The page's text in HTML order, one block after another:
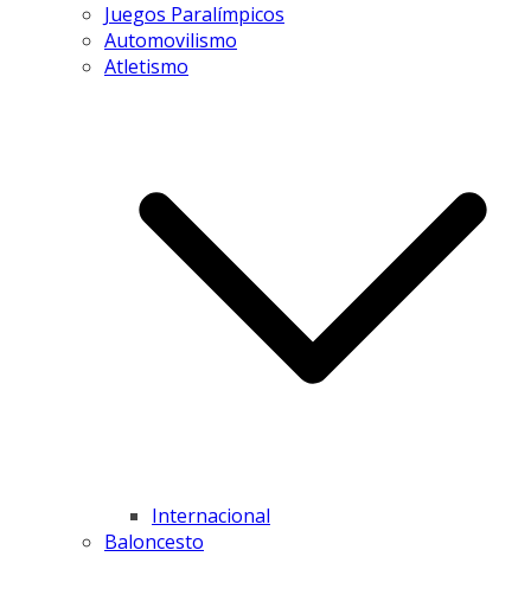
Juegos Paralímpicos
Automovilismo
Atletismo
Internacional
Baloncesto